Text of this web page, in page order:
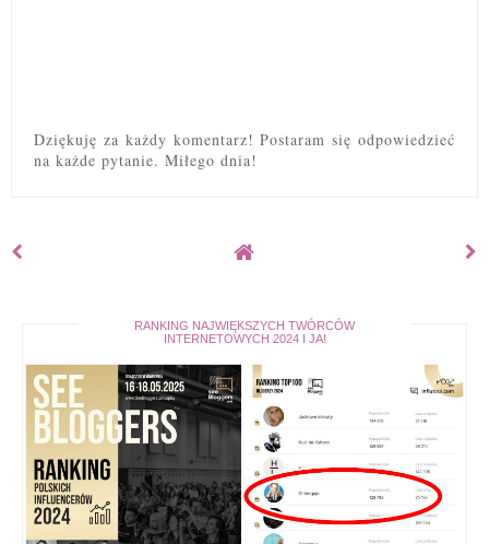
Dziękuję za każdy komentarz! Postaram się odpowiedzieć
na każde pytanie. Miłego dnia!
RANKING NAJWIĘKSZYCH TWÓRCÓW
INTERNETOWYCH 2024 I JA!